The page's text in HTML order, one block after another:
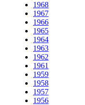
1968
1967
1966
1965
1964
1963
1962
1961
1959
1958
1957
1956